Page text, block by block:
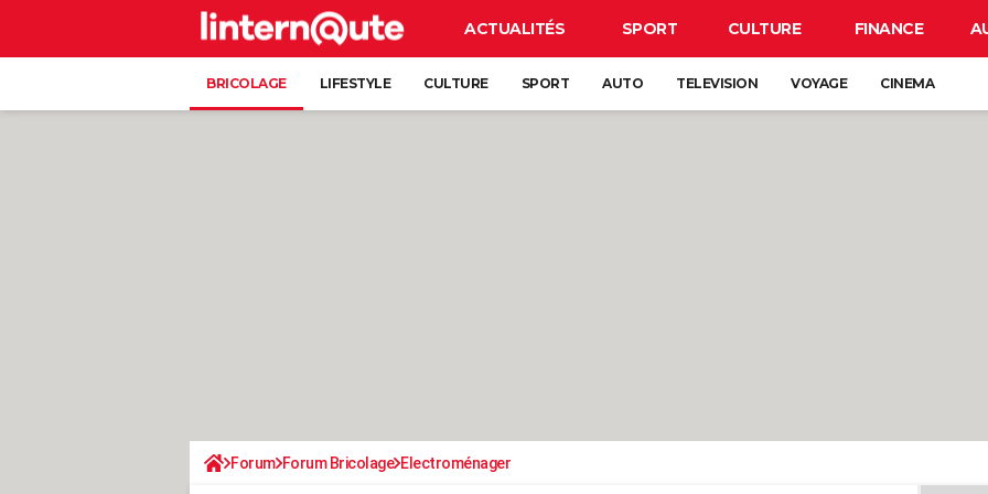
ACTUALITÉS SPORT CULTURE FINANCE
BRICOLAGE LIFESTYLE CULTURE SPORT AUTO TELEVISION VOYAGE CINEMA
Forum Forum Bricolage Electroménager